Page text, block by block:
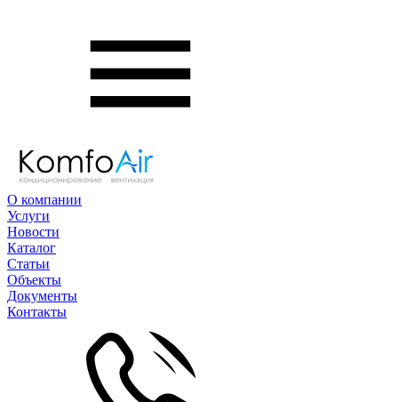
О компании
Услуги
Новости
Каталог
Статьи
Объекты
Документы
Контакты